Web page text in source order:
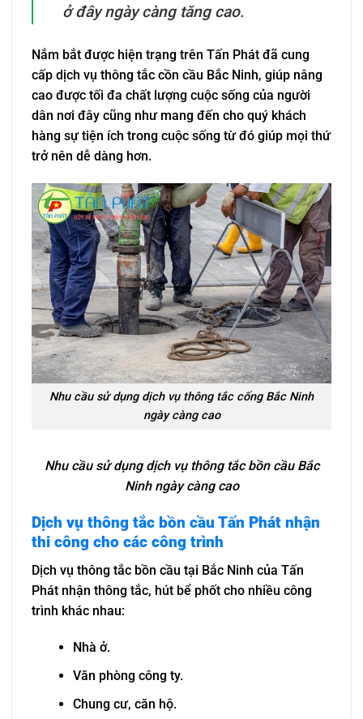
ở đây ngày càng tăng cao.
Nắm bắt được hiện trạng trên Tấn Phát đã cung
cấp dịch vụ thông tắc cồn cầu Bắc Ninh, giúp nâng
cao được tối đa chất lượng cuộc sống của người
dân nơi đây cũng như mang đến cho quý khách
hàng sự tiện ích trong cuộc sống từ đó giúp mọi thứ
trở nên dễ dàng hơn.
Nhu cầu sử dụng dịch vụ thông tắc cống Bắc Ninh
ngày càng cao
Nhu cầu sử dụng dịch vụ thông tắc bồn cầu Bắc
Ninh ngày càng cao
Dịch vụ thông tắc bồn cầu Tấn Phát nhận
thi công cho các công trình
Dịch vụ thông tắc bồn cầu tại Bắc Ninh của Tấn
Phát nhận thông tắc, hút bể phốt cho nhiều công
trình khác nhau:
Nhà ở.
Văn phòng công ty.
Chung cư, căn hộ.